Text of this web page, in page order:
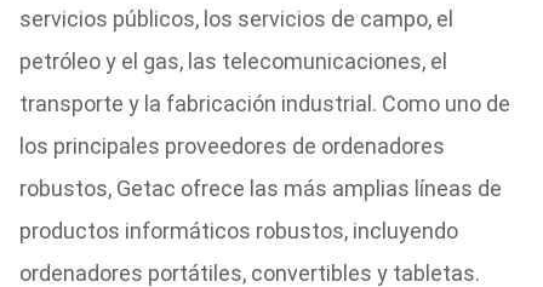
servicios públicos, los servicios de campo, el
petróleo y el gas, las telecomunicaciones, el
transporte y la fabricación industrial. Como uno de
los principales proveedores de ordenadores
robustos, Getac ofrece las más amplias líneas de
productos informáticos robustos, incluyendo
ordenadores portátiles, convertibles y tabletas.